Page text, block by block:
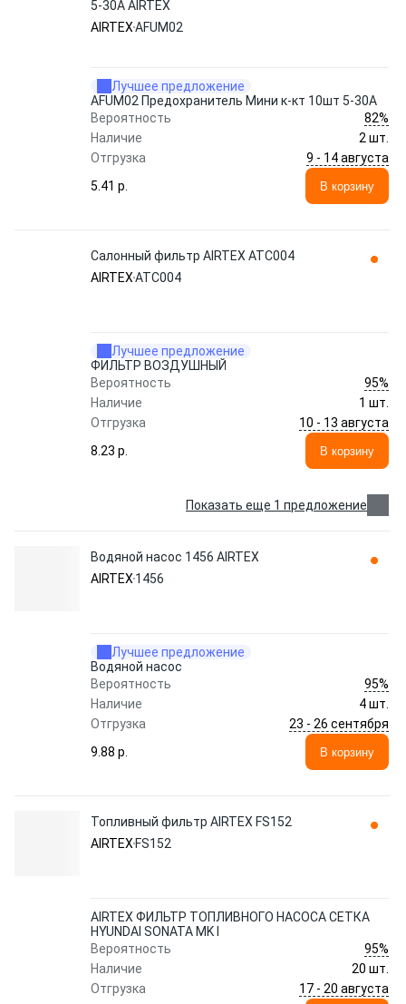
5-30А AIRTEX
AIRTEXAFUM02
Лучшее предложение
AFUM02 Предохранитель Мини к-кт 10шт 5-30А
Вероятность
82%
Наличие
2 шт.
Отгрузка
9 - 14 августа
5.41 p.
В корзину
Салонный фильтр AIRTEX ATC004
AIRTEXATC004
Лучшее предложение
ФИЛЬТР ВОЗДУШНЫЙ
Вероятность
95%
Наличие
1 шт.
Отгрузка
10 - 13 августа
8.23 p.
В корзину
Показать еще 1 предложение
Водяной насос 1456 AIRTEX
AIRTEX 1456
Лучшее предложение
Водяной насос
Вероятность
95%
Наличие
4 шт.
Отгрузка
23 - 26 сентября
9.88 p.
В корзину
Топливный фильтр AIRTEX FS152
AIRTEX FS152
AIRTEX ФИЛЬТР ТОПЛИВНОГО НАСОСА СЕТКА
HYUNDAI SONATA MK I
Вероятность
95%
Наличие
20 шт.
Отгрузка
17 - 20 августа